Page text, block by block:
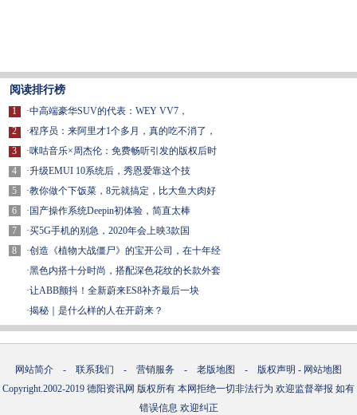
阅读排行榜
1
2
3
4
5
6
7
8
·中高端豪华SUV的代表：WEY VV7，
·程序员：来阿里才1个多月，真的吃不消了，
·咪咕音乐×周杰伦：免费畅听引发的版权后时
·升级EMUI 10系统后，秀恩爱靠这个技
·教你做个下饭菜，8元就搞定，比大鱼大肉好
· 国产操作系统Deepin初体验，简直太棒
·买5G手机的别急，2020年会上映3款国
·创造《植物大战僵尸》的宝开公司，在十年经
·黑色内搭十分时尚，搭配深色花纹的长款外套
·让ABB颤抖！全新蔚来ES8补齐最后一块
·揭秘｜是什么样的人在开蔚来？
网站简介 - 联系我们 - 营销服务 - 老版地图 - 版权声明 - 网站地图
Copyright.2002-2019 德阳资讯网 版权所有 本网拒绝一切非法行为 欢迎监督举报 如有
错误信息 欢迎纠正